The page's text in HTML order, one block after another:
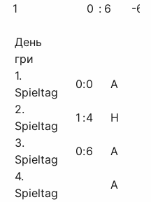
1 0 : 6 -6
День
гри
1.
Spieltag
0:0 A
2.
Spieltag
1 :4
H
3.
Spieltag
0:6
A
4.
Spieltag
A